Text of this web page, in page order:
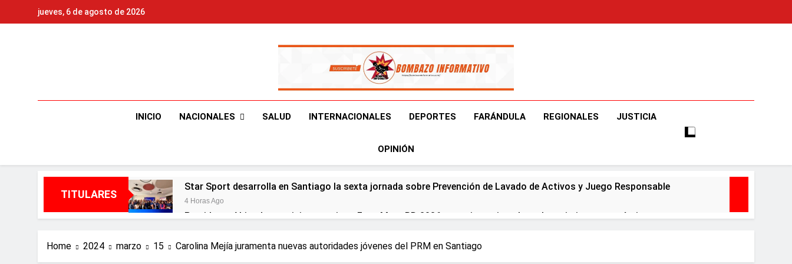
jueves, 6 de agosto de 2026
Bombazo Informativo
INICIO NACIONALES SALUD INTERNACIONALES DEPORTES FARÁNDULA REGIONALES JUSTICIA
OPINIÓN
TITULARES
Star Sport desarrolla en Santiago la sexta jornada sobre Prevención de Lavado de Activos y Juego Responsable
4 Horas Ago
Presidente Abinader participa en primer Foro Meta RD 2036 con miras a impulsar el crecimiento económico
Irán condiciona reapertura de Ormuz al fin de amenazas EU
Home 2024 marzo 15 Carolina Mejía juramenta nuevas autoridades jóvenes del PRM en Santiago